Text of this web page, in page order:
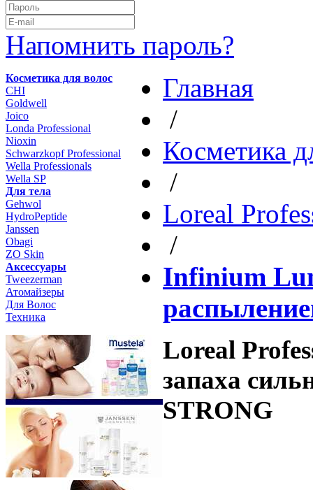
Напомнить пароль?
Косметика для волос
CHI
Goldwell
Joico
Londa Professional
Nioxin
Schwarzkopf Professional
Wella Professionals
Wella SP
Для тела
Gehwol
HydroPeptide
Janssen
Obagi
ZO Skin
Aксессуары
Tweezerman
Атомайзеры
Для Волос
Техника
Главная
/
Косметика
/
Loreal
/
Infinium
Loreal
запаха
STRONG